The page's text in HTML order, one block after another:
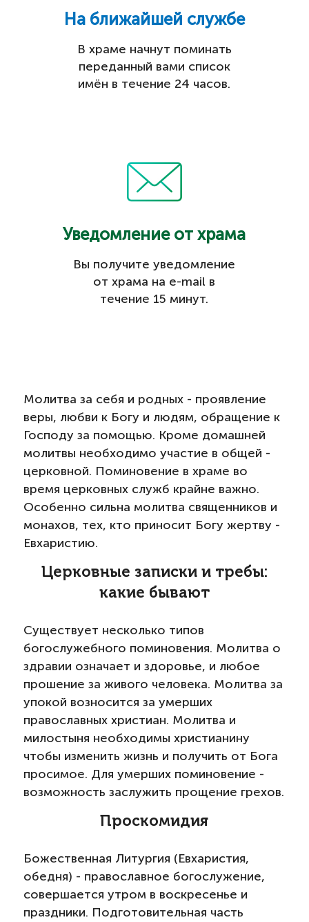
На ближайшей службе
В храме начнут поминать
переданный вами список
имён в течение 24 часов.
Уведомление от храма
Вы получите уведомление
от храма на e-mail в
течение 15 минут.
Молитва за себя и родных - проявление
веры, любви к Богу и людям, обращение к
Господу за помощью. Кроме домашней
молитвы необходимо участие в общей -
церковной. Поминовение в храме во
время церковных служб крайне важно.
Особенно сильна молитва священников и
монахов, тех, кто приносит Богу жертву -
Евхаристию.
Церковные записки и требы:
какие бывают
Существует несколько типов
богослужебного поминовения. Молитва о
здравии означает и здоровье, и любое
прошение за живого человека. Молитва за
упокой возносится за умерших
православных христиан. Молитва и
милостыня необходимы христианину
чтобы изменить жизнь и получить от Бога
просимое. Для умерших поминовение -
возможность заслужить прощение грехов.
Проскомидия
Божественная Литургия (Евхаристия,
обедня) - православное богослужение,
совершается утром в воскресенье и
праздники. Подготовительная часть